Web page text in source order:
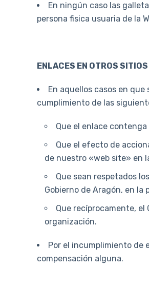
En ningún caso las
persona fisica usuaria de la
ENLACES EN OTROS
En aquellos casos en
cumplimiento de las
Que el enlace
Que el efecto de
de nuestro «web site» en
Que sean respetados
Gobierno de Aragón, en la
Que recíprocamente, el
organización.
Por el incumplimiento de
compensación alguna.